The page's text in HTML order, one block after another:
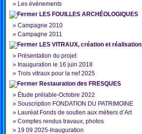
» Les événements
LES FOUILLES ARCHÉOLOGIQUES
» Campagne 2010
» Campagne 2011
LES VITRAUX, création et réalisation
» Présentation du projet
» Inauguration le 16 juin 2018
» Trois vitraux pour la nef 2025
Restauration des FRESQUES
» Étude prélable-Octobre 2022
» Souscription FONDATION DU PATRIMOINE
» Lauréat Fonds de soutien aux métiers d’Art
» Comptes rendus travaux, photos
» 19 09 2025-Inauguration